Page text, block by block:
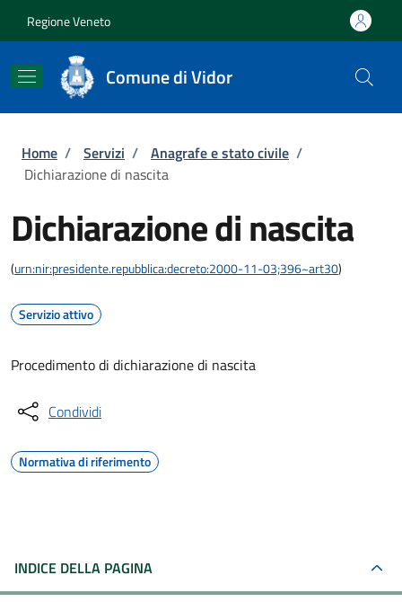
Regione Veneto
Comune di Vidor
Briciole di pane
Home / Servizi / Anagrafe e stato civile /
Dichiarazione di nascita
Dichiarazione di nascita
(urn:nir:presidente.repubblica:decreto:2000-11-03;396~art30)
Servizio attivo
Procedimento di dichiarazione di nascita
Condividi
Normativa di riferimento
INDICE DELLA PAGINA